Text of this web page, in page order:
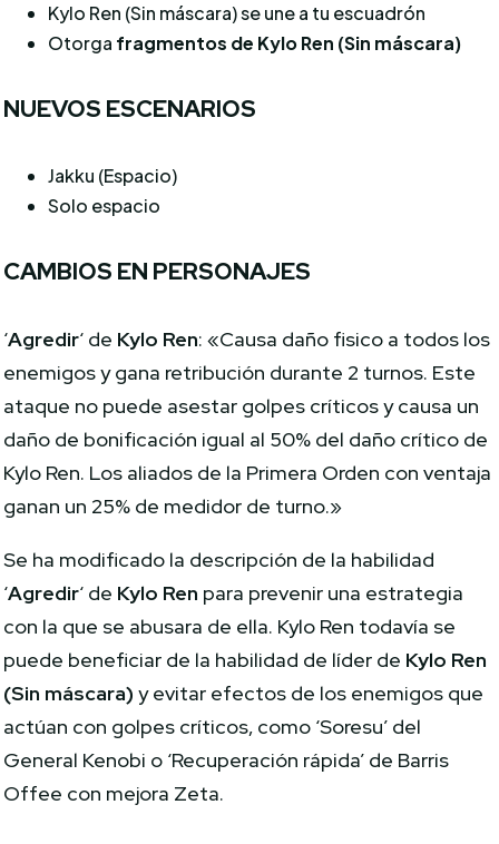
Kylo Ren (Sin máscara) se une a tu escuadrón
Otorga fragmentos de Kylo Ren (Sin máscara)
NUEVOS ESCENARIOS
Jakku (Espacio)
Solo espacio
CAMBIOS EN PERSONAJES
‘Agredir‘ de Kylo Ren: «Causa daño fisico a todos los
enemigos y gana retribución durante 2 turnos. Este
ataque no puede asestar golpes críticos y causa un
daño de bonificación igual al 50% del daño crítico de
Kylo Ren. Los aliados de la Primera Orden con ventaja
ganan un 25% de medidor de turno.»
Se ha modificado la descripción de la habilidad
‘Agredir‘ de Kylo Ren para prevenir una estrategia
con la que se abusara de ella. Kylo Ren todavía se
puede beneficiar de la habilidad de líder de Kylo Ren
(Sin máscara) y evitar efectos de los enemigos que
actúan con golpes críticos, como ‘Soresu’ del
General Kenobi o ‘Recuperación rápida’ de Barris
Offee con mejora Zeta.